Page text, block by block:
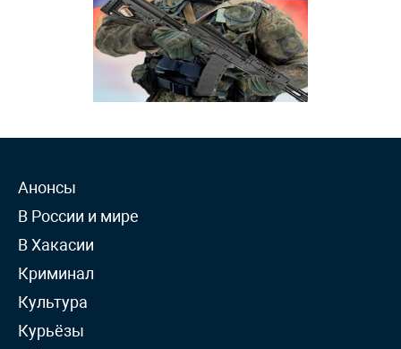
Анонсы
В России и мире
В Хакасии
Криминал
Культура
Курьёзы